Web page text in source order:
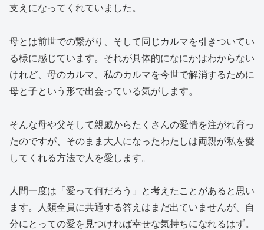
支えになってくれていました。
母とは前世での繋がり、そして同じカルマを引きついてい
る様に感じています。それが具体的になにかはわからない
けれど、母のカルマ、私のカルマを今世で解消するために
母と子という形で出会っている気がします。
そんな母や父そして親戚からたくさんの愛情を注がれ育っ
たのですが、そのまま大人になったわたしは両親が私を愛
してくれる方法で人を愛します。
人間一度は「愛って何だろう」と考えたことがあると思い
ます。人類全員に共通する答えはまだ出ていませんが、自
分にとっての愛を見つければ幸せな気持ちになれるはず。